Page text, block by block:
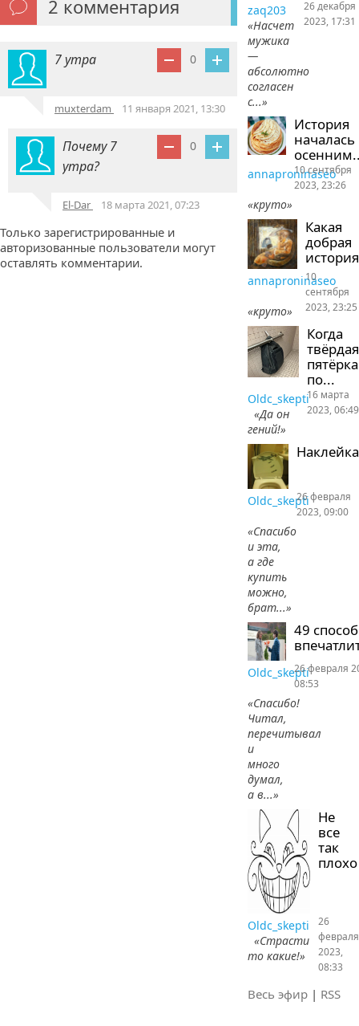
2 комментария
0
7 утра
muxterdam 11 января 2021, 13:30
0
Почему 7
утра?
El-Dar 18 марта 2021, 07:23
Только зарегистрированные и
авторизованные пользователи могут
оставлять комментарии.
zaq203
«Насчет
мужика
—
абсолютно
согласен
с...»
26 декабря
2023, 17:31
История
началась
annaproninaseo
«круто»
10 сентября
2023, 23:26
Какая
добрая
история
annaproninaseo
«круто»
10
сентября
2023, 23:25
Когда
твёрдая
пятёрка
по...
Oldc_skepti
«Да он
гений!»
16 марта
2023, 06:49
Наклейка
Oldc_skepti
«Спасибо
и эта,
а где
купить
можно,
брат...»
26 февраля
2023, 09:00
49
Oldc_skepti
«Спасибо!
Читал,
перечитывал
и
много
думал,
а в...»
26 февраля
08:53
Не
все
так
плохо
Oldc_skepti
«Страсти
то какие!»
26
февраля
2023,
08:33
Весь эфир | RSS